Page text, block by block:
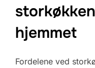
hjemmet
Fordelene ved